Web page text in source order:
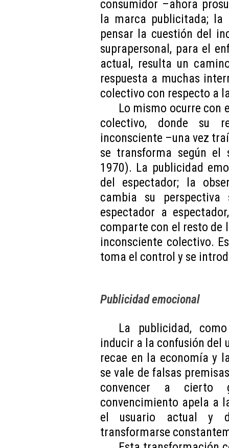
consumidor –ahora
la marca publicitada;
pensar la cuestión del
suprapersonal, para el
actual, resulta un
respuesta a muchas
colectivo con respecto a
Lo mismo ocurre con
colectivo, donde su
inconsciente –una vez
se transforma según el
1970). La publicidad
del espectador; la
cambia su
espectador a
comparte con el resto de
inconsciente colectivo.
toma el control y se
Publicidad emocional
La publicidad,
inducir a la confusión del
recae en la economía y
se vale de falsas
convencer a cierto
convencimiento apela a
el usuario actual y
transformarse